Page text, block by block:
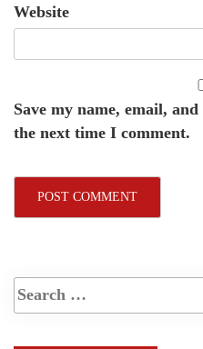
Website
Save my name, email,
the next time I comment.